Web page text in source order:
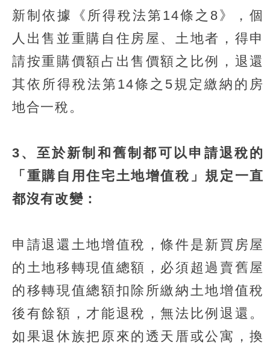
新制依據《所得稅法第14條之8》，個
人出售並重購自住房屋、土地者，得申
請按重購價額占出售價額之比例，退還
其依所得稅法第14條之5規定繳納的房
地合一稅。
3、至於新制和舊制都可以申請退稅的
「重購自用住宅土地增值稅」規定一直
都沒有改變：
申請退還土地增值稅，條件是新買房屋
的土地移轉現值總額，必須超過賣舊屋
的移轉現值總額扣除所繳納土地增值稅
後有餘額，才能退稅，無法比例退還。
如果退休族把原來的透天厝或公寓，換